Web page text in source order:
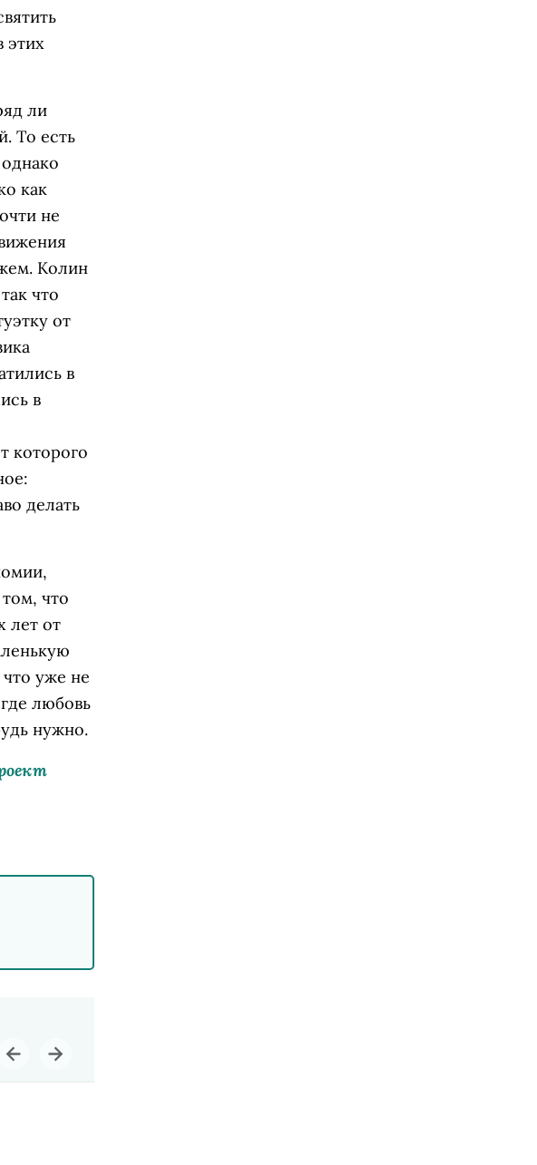
этих
ли
То есть
как
не
Колин
что
от
в
в
которого
делать
что
лет от
что уже не
любовь
нужно.